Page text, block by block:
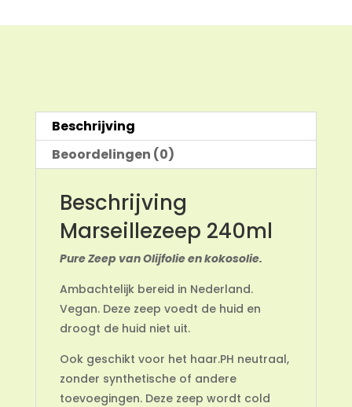
Beschrijving
Beoordelingen (0)
Beschrijving
Marseillezeep 240ml
Pure Zeep van Olijfolie en kokosolie.
Ambachtelijk bereid in Nederland.
Vegan. Deze zeep voedt de huid en
droogt de huid niet uit.
Ook geschikt voor het haar.PH neutraal,
zonder synthetische of andere
toevoegingen. Deze zeep wordt cold